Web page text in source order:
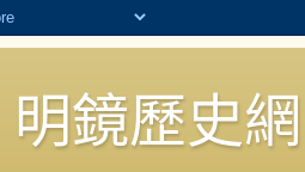
明鏡歷史網